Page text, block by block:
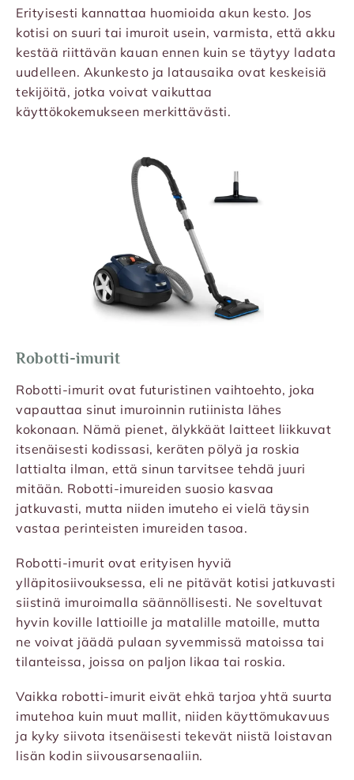
Erityisesti kannattaa huomioida akun kesto. Jos
kotisi on suuri tai imuroit usein, varmista, että akku
kestää riittävän kauan ennen kuin se täytyy ladata
uudelleen. Akunkesto ja latausaika ovat keskeisiä
tekijöitä, jotka voivat vaikuttaa
käyttökokemukseen merkittävästi.
Robotti-imurit
Robotti-imurit ovat futuristinen vaihtoehto, joka
vapauttaa sinut imuroinnin rutiinista lähes
kokonaan. Nämä pienet, älykkäät laitteet liikkuvat
itsenäisesti kodissasi, keräten pölyä ja roskia
lattialta ilman, että sinun tarvitsee tehdä juuri
mitään. Robotti-imureiden suosio kasvaa
jatkuvasti, mutta niiden imuteho ei vielä täysin
vastaa perinteisten imureiden tasoa.
Robotti-imurit ovat erityisen hyviä
ylläpitosiivouksessa, eli ne pitävät kotisi jatkuvasti
siistinä imuroimalla säännöllisesti. Ne soveltuvat
hyvin koville lattioille ja matalille matoille, mutta
ne voivat jäädä pulaan syvemmissä matoissa tai
tilanteissa, joissa on paljon likaa tai roskia.
Vaikka robotti-imurit eivät ehkä tarjoa yhtä suurta
imutehoa kuin muut mallit, niiden käyttömukavuus
ja kyky siivota itsenäisesti tekevät niistä loistavan
lisän kodin siivousarsenaaliin.